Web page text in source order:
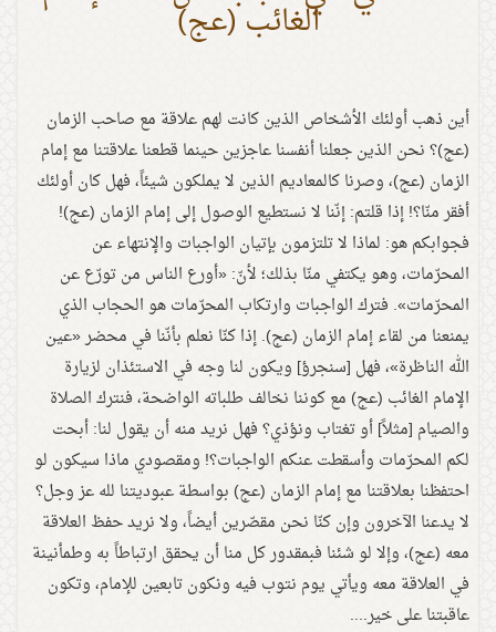
الغائب (عج)
أين ذهب أولئك الأشخاص الذين كانت لهم علاقة مع صاحب الزمان
(عج)؟ نحن الذين جعلنا أنفسنا عاجزين حينما قطعنا علاقتنا مع إمام
الزمان (عج)، وصرنا كالمعاديم الذين لا يملكون شيئاً، فهل كان أولئك
أفقر منّا؟! إذا قلتم: إنّنا لا نستطيع الوصول إلى إمام الزمان (عج)!
فجوابكم هو: لماذا لا تلتزمون بإتيان الواجبات والإنتهاء عن
المحرّمات، وهو يكتفي منّا بذلك؛ لأنّ: «أورع الناس من تورّع عن
المحرّمات». فترك الواجبات وارتكاب المحرّمات هو الحجاب الذي
يمنعنا من لقاء إمام الزمان (عج). إذا كنّا نعلم بأنّنا في محضر «عين
الله الناظرة»، فهل [سنجرؤ] ويكون لنا وجه في الاستئذان لزيارة
الإمام الغائب (عج) مع كوننا نخالف طلباته الواضحة، فنترك الصلاة
والصيام [مثلاً] أو تغتاب ونؤذي؟ فهل نريد منه أن يقول لنا: أبحت
لكم المحرّمات وأسقطت عنكم الواجبات؟! ومقصودي ماذا سيكون لو
احتفظنا بعلاقتنا مع إمام الزمان (عج) بواسطة عبوديتنا لله عز وجل؟
لا يدعنا الآخرون وإن كنّا نحن مقصّرين أيضاً، ولا نريد حفظ العلاقة
معه (عج)، وإلا لو شئنا فبمقدور كل منا أن يحقق ارتباطاً به وطمأنينة
في العلاقة معه ويأتي يوم نتوب فيه ونكون تابعين للإمام، وتكون
عاقبتنا على خير....